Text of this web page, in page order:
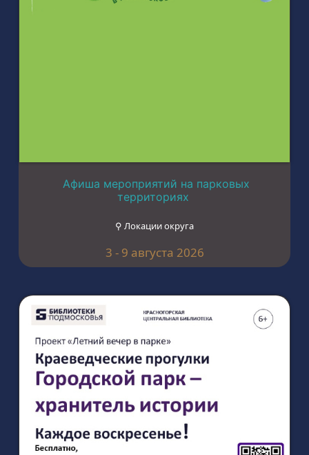
Афиша мероприятий на парковых
территориях
⚲ Локации округа
3 - 9 августа 2026